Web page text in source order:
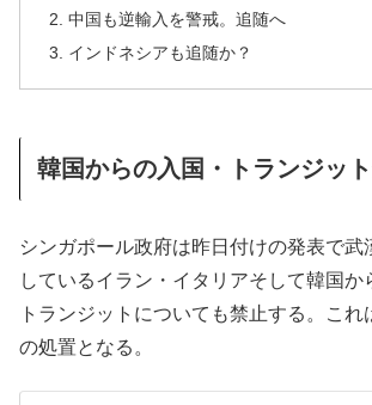
中国も逆輸入を警戒。追随へ
インドネシアも追随か？
韓国からの入国・トランジッ
シンガポール政府は昨日付けの発表で武
しているイラン・イタリアそして韓国か
トランジットについても禁止する。これ
の処置となる。